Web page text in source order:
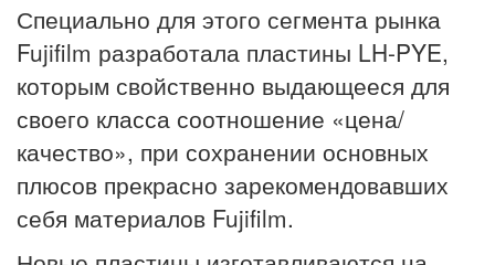
Специально для этого сегмента рынка
Fujifilm разработала пластины LH-PYE,
которым свойственно выдающееся для
своего класса соотношение «цена/
качество», при сохранении основных
плюсов прекрасно зарекомендовавших
себя материалов Fujifilm.